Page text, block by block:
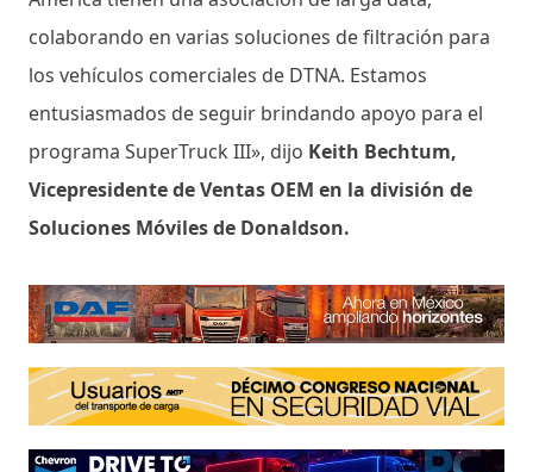
colaborando en varias soluciones de filtración para
los vehículos comerciales de DTNA. Estamos
entusiasmados de seguir brindando apoyo para el
programa SuperTruck III», dijo Keith Bechtum,
Vicepresidente de Ventas OEM en la división de
Soluciones Móviles de Donaldson.